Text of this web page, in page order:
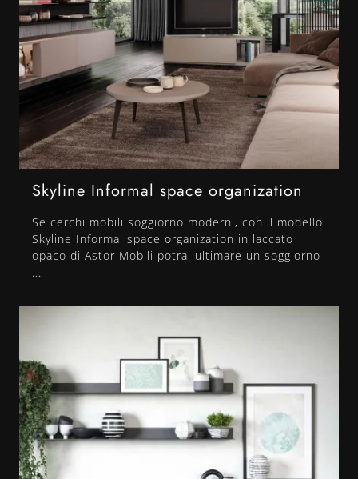
Skyline Informal space organization
Se cerchi mobili soggiorno moderni, con il modello
Skyline Informal space organization in laccato
opaco di Astor Mobili potrai ultimare un soggiorno
...